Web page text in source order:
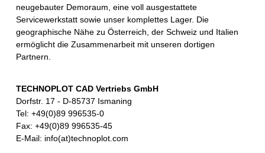
neugebauter Demoraum, eine voll ausgestattete
Servicewerkstatt sowie unser komplettes Lager. Die
geographische Nähe zu Österreich, der Schweiz und Italien
ermöglicht die Zusammenarbeit mit unseren dortigen
Partnern.
TECHNOPLOT CAD Vertriebs GmbH
Dorfstr. 17 - D-85737 Ismaning
Tel: +49(0)89 996535-0
Fax: +49(0)89 996535-45
E-Mail: info(at)technoplot.com